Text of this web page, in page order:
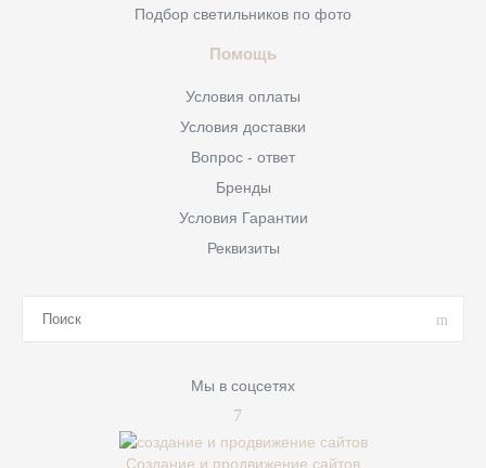
Подбор светильников по фото
Помощь
Условия оплаты
Условия доставки
Вопрос - ответ
Бренды
Условия Гарантии
Реквизиты
Мы в соцсетях
Создание и продвижение сайтов